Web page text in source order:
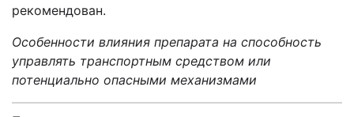
рекомендован.
Особенности влияния препарата на способность
управлять транспортным средством или
потенциально опасными механизмами